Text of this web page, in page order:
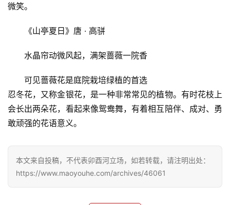
文
化
微笑。
《山亭夏日》唐 · 高骈
水晶帘动微风起，满架蔷薇一院香
可见蔷薇花是庭院栽培绿植的首选
忍冬花，又称金银花，是一种非常常见的植物。有时花枝上
会长出两朵花，看起来像鸳鸯舞，有着相互陪伴、成对、勇
敢顽强的花语意义。
本文来自投稿，不代表卯酉河立场，如若转载，请注明出处：
https://www.maoyouhe.com/archives/46061